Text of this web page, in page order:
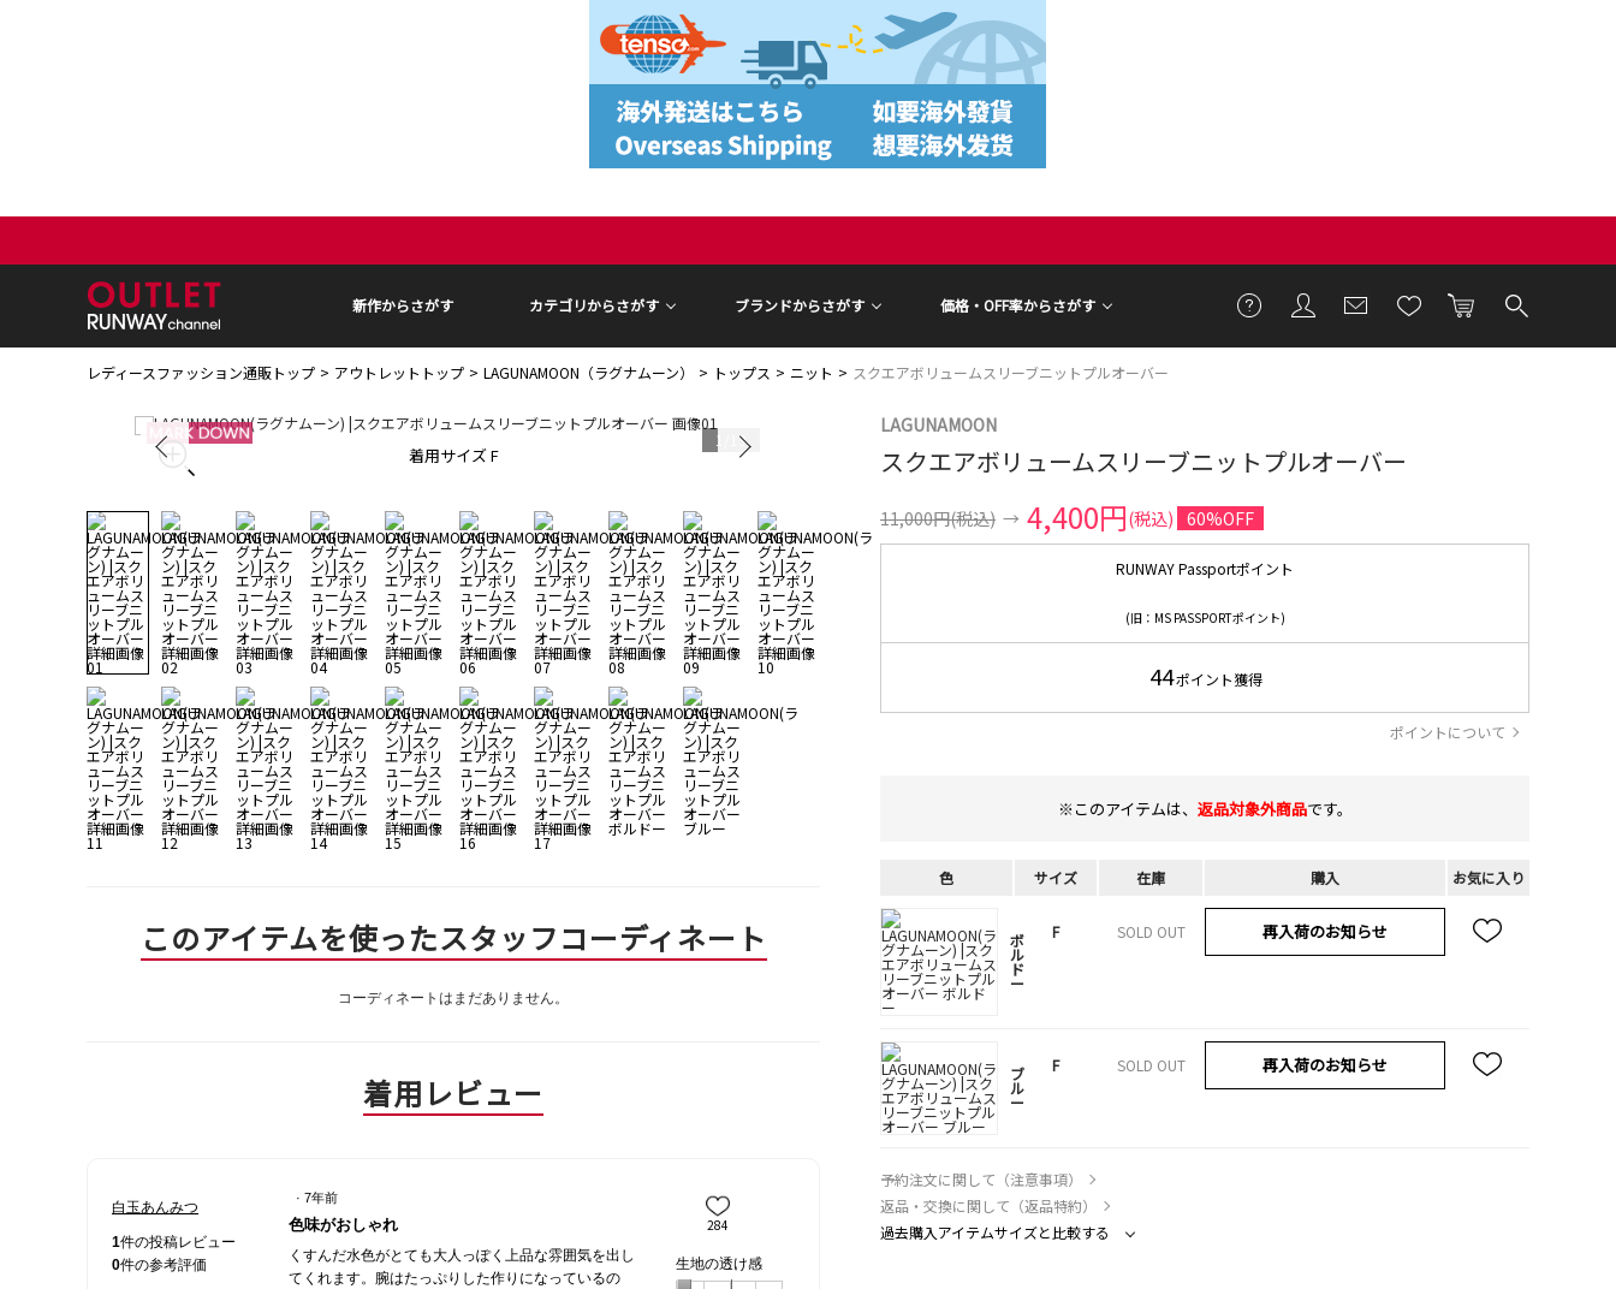
新作からさがす カテゴリからさがす ブランドからさがす 価格・OFF率からさがす
レディースファッション通販トップ アウトレットトップ LAGUNAMOON（ラグナムーン） トップス ニット スクエアボリュームスリーブニットプルオーバー
着用サイズ F
284
1 19
このアイテムを使ったスタッフコーディネート
コーディネートはまだありません。
着用レビュー
白玉あんみつ
1件の投稿レビュー
0件の参考評価
4
／
5
· 7年前
色味がおしゃれ
くすんだ水色がとても大人っぽく上品な雰囲気を出し
てくれます。腕はたっぷりした作りになっているの
生地の透け感
LAGUNAMOON
スクエアボリュームスリーブニットプルオーバー
11,000円(税込) → 4,400円(税込) 60%OFF
RUNWAY Passportポイント
(旧：MS PASSPORTポイント)
44ポイント獲得
ポイントについて
※このアイテムは、 返品対象外商品です。
色 サイズ 在庫 購入 お気に入り
ボ
ル
ド
ー
F SOLD OUT 再入荷のお知らせ
ブ
ル
ー
F SOLD OUT 再入荷のお知らせ
予約注文に関して（注意事項）
返品・交換に関して（返品特約）
過去購入アイテムサイズと比較する